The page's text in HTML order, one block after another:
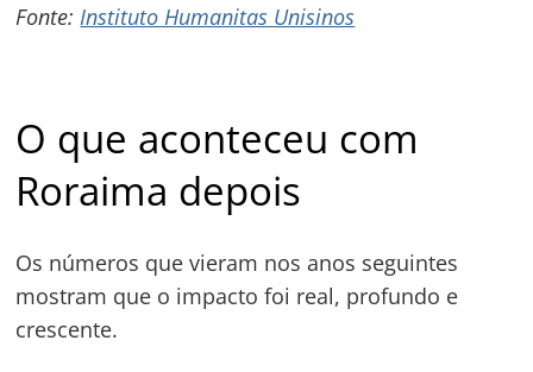
Fonte: Instituto Humanitas Unisinos
O que aconteceu com
Roraima depois
Os números que vieram nos anos seguintes
mostram que o impacto foi real, profundo e
crescente.